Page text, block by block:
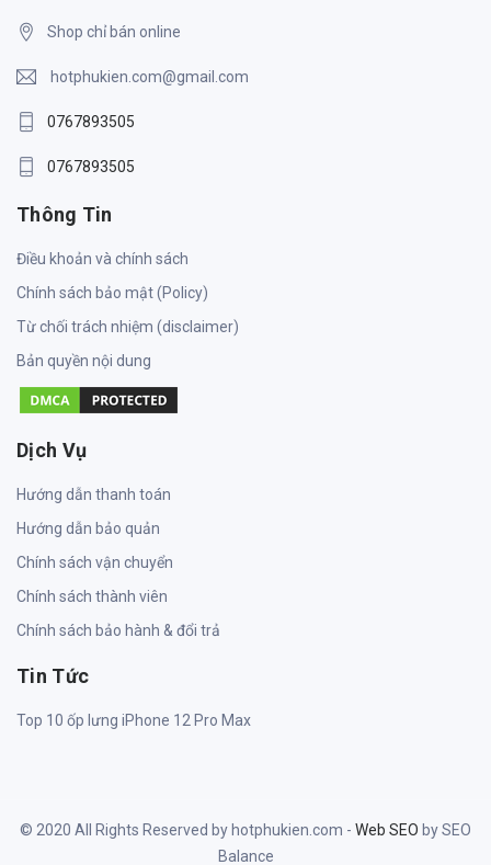
Shop chỉ bán online
hotphukien.com@gmail.com
0767893505
0767893505
Thông Tin
Điều khoản và chính sách
Chính sách bảo mật (Policy)
Từ chối trách nhiệm (disclaimer)
Bản quyền nội dung
Dịch Vụ
Hướng dẫn thanh toán
Hướng dẫn bảo quản
Chính sách vận chuyển
Chính sách thành viên
Chính sách bảo hành & đổi trả
Tin Tức
Top 10 ốp lưng iPhone 12 Pro Max
© 2020 All Rights Reserved by hotphukien.com - Web SEO by SEO
Balance